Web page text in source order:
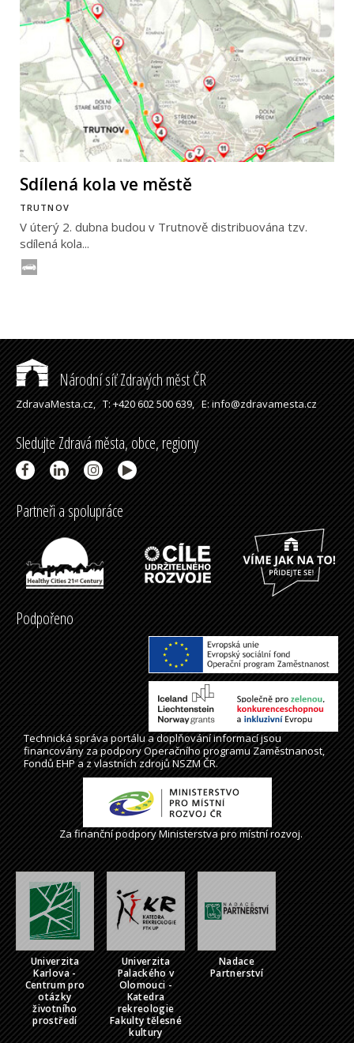
Sdílená kola ve městě
TRUTNOV
V úterý 2. dubna budou v Trutnově distribuována tzv.
sdílená kola...
Národní síť Zdravých měst ČR
ZdravaMesta.cz,T: +420 602 500 639,E: info@zdravamesta.cz
Sledujte Zdravá města, obce, regiony
Partneři a spolupráce
Podpořeno
Technická správaportálua doplňování informací jsou
financovány za podpory Operačního programu Zaměstnanost,
Fondů EHP a z vlastních zdrojů NSZM ČR.
Za finanční podpory Ministerstva pro místní rozvoj.
Univerzita
Karlova -
Centrum pro
otázky
životního
prostředí
Univerzita
Palackého v
Olomouci -
Katedra
rekreologie
Fakulty tělesné
kultury
Nadace
Partnerství